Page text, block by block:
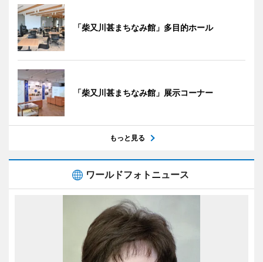
「柴又川甚まちなみ館」多目的ホール
「柴又川甚まちなみ館」展示コーナー
もっと見る
ワールドフォトニュース